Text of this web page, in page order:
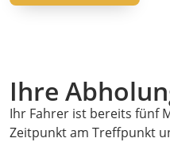
Ihre
Ihr Fahrer ist bereits fünf
Zeitpunkt am Treffpunkt